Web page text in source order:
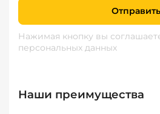
Отправить
Нажимая кнопку вы
персональных данных
Наши преимущества